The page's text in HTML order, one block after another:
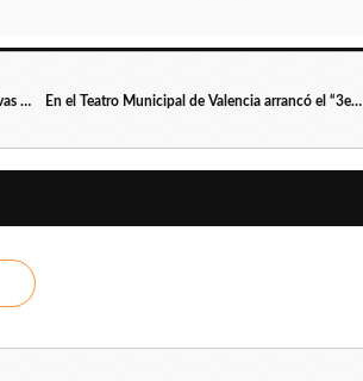
Ministerio de Ecosocialismo refuerza acciones preventivas ante lluvias intensas en Delta Amacuro En el Teatro Municipal de Valencia arrancó el “3er Festival de Cine Independiente”